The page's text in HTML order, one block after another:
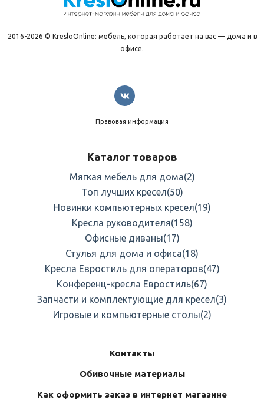
2016-2026 © KresloOnline: мебель, которая работает на вас — дома и в
офисе.
Правовая информация
Каталог товаров
Мягкая мебель для дома(2)
Топ лучших кресел(50)
Новинки компьютерных кресел(19)
Кресла руководителя(158)
Офисные диваны(17)
Стулья для дома и офиса(18)
Кресла Евростиль для операторов(47)
Конференц-кресла Евростиль(67)
Запчасти и комплектующие для кресел(3)
Игровые и компьютерные столы(2)
Контакты
Обивочные материалы
Как оформить заказ в интернет магазине